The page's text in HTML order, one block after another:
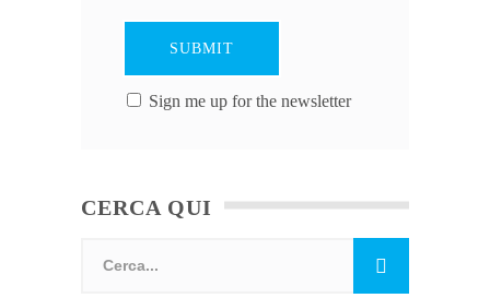
Sign me up for the newsletter
CERCA QUI